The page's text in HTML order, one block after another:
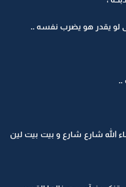
لو يقدر هو يضرب نفسه ..
..
الله شارع شارع و بيت بيت لين